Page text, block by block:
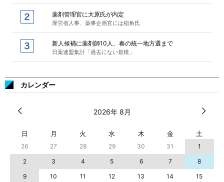
薬剤管理官に大原氏が内定
厚労省人事、薬事企画官には稲角氏
新人候補に薬剤師10人、春の統一地方選まで
日薬連盟集計「過去にない規模」
カレンダー
2026年 8月
日 月 火 水 木 金 土
26 27 28 29 30 31
1
2
3 4 5 6 7
8
9
10 11 12 13 14
15